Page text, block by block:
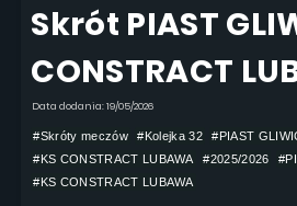
Skrót PIAST
CONSTRACT
Data dodania: 19/05/2026
#Skróty meczów #Kolejka 32
#PIAST
#KS CONSTRACT LUBAWA
#2025/2026
#KS CONSTRACT LUBAWA